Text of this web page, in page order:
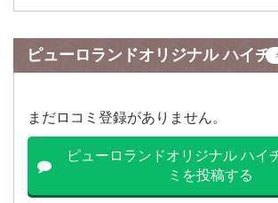
ピューロランドオリジナル ハイチ
まだロコミ登録がありません。
ピューロランドオリジナル ハイ
ミを投稿する